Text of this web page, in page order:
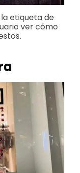
etiqueta de
ver cómo